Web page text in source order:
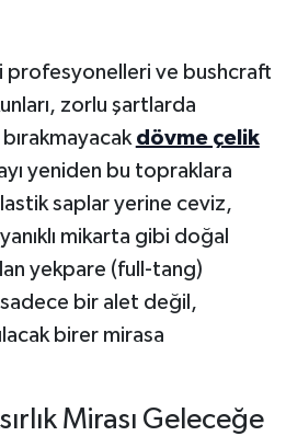
profesyonelleri ve bushcraft
zorlu şartlarda
dövme çelik
yeniden bu topraklara
saplar yerine ceviz,
mikarta gibi doğal
yekpare (full-tang)
bir alet değil,
birer mirasa
Mirası Geleceğe